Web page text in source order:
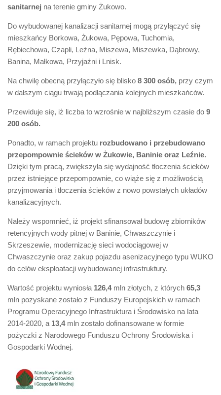
sanitarnej na terenie gminy Żukowo.
Do wybudowanej kanalizacji sanitarnej mogą przyłączyć się
mieszkańcy Borkowa, Żukowa, Pępowa, Tuchomia,
Rębiechowa, Czapli, Leźna, Miszewa, Miszewka, Dąbrowy,
Banina, Małkowa, Przyjaźni i Lnisk.
Na chwilę obecną przyłączyło się blisko 8 300 osób, przy czym
w dalszym ciągu trwają podłączania kolejnych mieszkańców.
Przewiduje się, iż liczba to wzrośnie w najbliższym czasie do 9
200 osób.
Ponadto, w ramach projektu rozbudowano i przebudowano
przepompownie ścieków w Żukowie, Baninie oraz Leźnie.
Dzięki tym pracą, zwiększyła się wydajność tłoczenia ścieków
przez istniejące przepompownie, co wiąże się z możliwością
przyjmowania i tłoczenia ścieków z nowo powstałych układów
kanalizacyjnych.
Należy wspomnieć, iż projekt sfinansował budowę zbiorników
retencyjnych wody pitnej w Baninie, Chwaszczynie i
Skrzeszewie, modernizację sieci wodociągowej w
Chwaszczynie oraz zakup pojazdu asenizacyjnego typu WUKO
do celów eksploatacji wybudowanej infrastruktury.
Wartość projektu wyniosła 126,4mln złotych, z których 65,3
mln pozyskane zostało z Funduszy Europejskich w ramach
Programu Operacyjnego Infrastruktura i Środowisko na lata
2014-2020, a 13,4mln zostało dofinansowane w formie
pożyczki z Narodowego Funduszu Ochrony Środowiska i
Gospodarki Wodnej.